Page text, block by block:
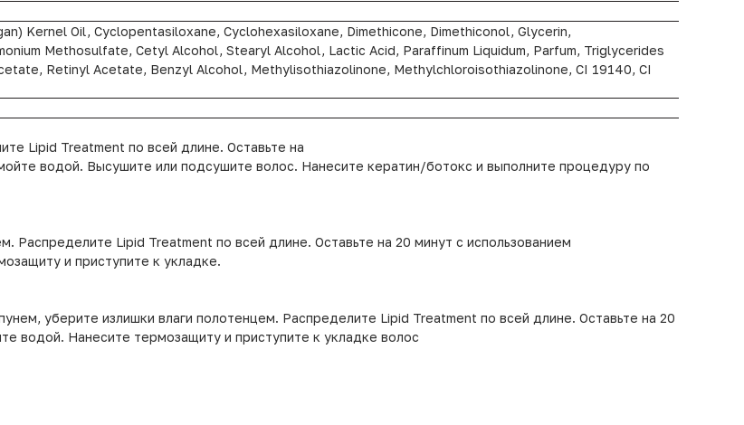
Kernel Oil, Cyclopentasiloxane, Cyclohexasiloxane, Dimethicone, Dimethiconol, Glycerin,
Methosulfate, Cetyl Alcohol, Stearyl Alcohol, Lactic Acid, Paraffinum Liquidum, Parfum, Triglycerides
Retinyl Acetate, Benzyl Alcohol, Methylisothiazolinone, Methylchloroisothiazolinone, CI 19140, CI
Lipid Treatment по всей длине. Оставьте на
водой. Высушите или подсушите волос. Нанесите кератин/ботокс и выполните процедуру по
Распределите Lipid Treatment по всей длине. Оставьте на 20 минут с использованием
и приступите к укладке.
уберите излишки влаги полотенцем. Распределите Lipid Treatment по всей длине. Оставьте на 20
водой. Нанесите термозащиту и приступите к укладке волос